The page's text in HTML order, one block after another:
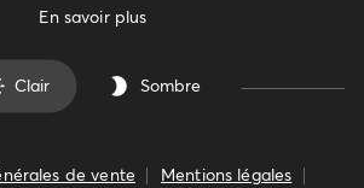
En savoir plus
Clair Sombre
de vente Mentions légales